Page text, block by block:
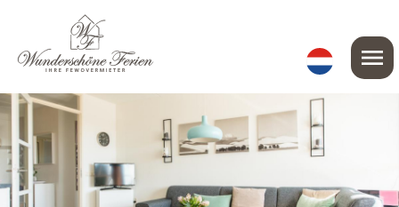
menu